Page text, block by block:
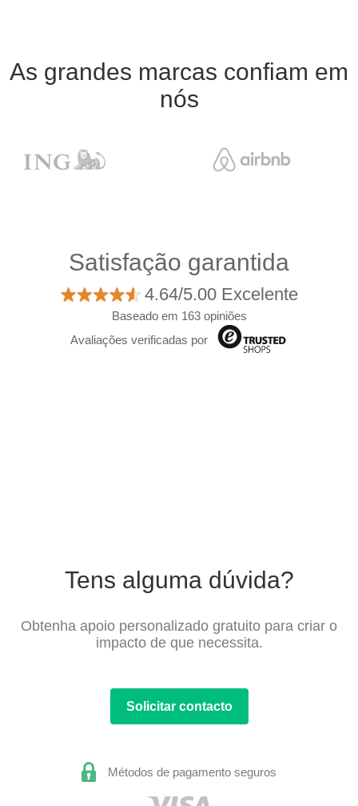
As grandes marcas confiam em
nós
Satisfação garantida
4.64/5.00 Excelente
Baseado em 163 opiniões
Avaliações verificadas por
Tens alguma dúvida?
Obtenha apoio personalizado gratuito para criar o
impacto de que necessita.
Solicitar contacto
Métodos de pagamento seguros